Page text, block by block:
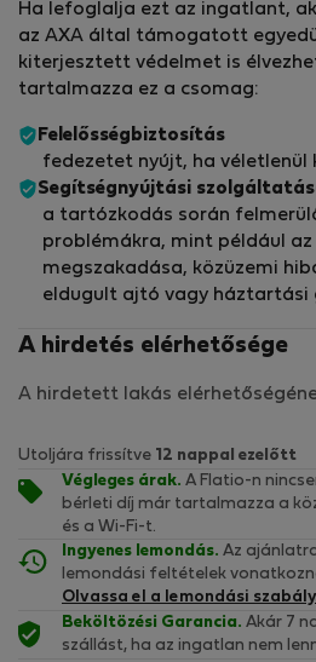
Ha lefoglalja ezt az ingatlant,
az AXA által támogatott
kiterjesztett védelmet is
tartalmazza ez a csomag:
Felelősségbiztosítás
fedezetet nyújt, ha véletlenül
Segítségnyújtási
a tartózkodás során
problémákra, mint például
megszakadása, közüzemi
eldugult ajtó vagy háztartási
A hirdetés elérhetősége
A hirdetett lakás
Utoljára frissítve
12 nappal ezelőtt
Végleges árak. A Flatio-n
bérleti díj már tartalmazza a
és a Wi-Fi-t.
Ingyenes lemondás. Az
lemondási feltételek
Olvassa el a lemondási
Beköltözési Garancia. Akár 7
szállást, ha az ingatlan nem